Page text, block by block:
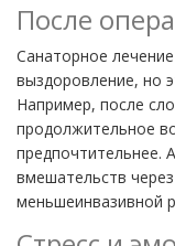
После
Санаторное
выздоровление, но
Например, после
продолжительное
предпочтительнее.
вмешательств
меньшеинвазивной